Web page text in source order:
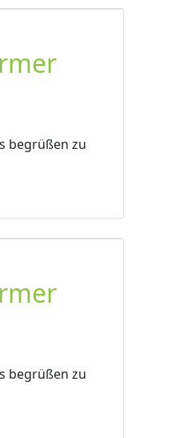
begrüßen zu
begrüßen zu